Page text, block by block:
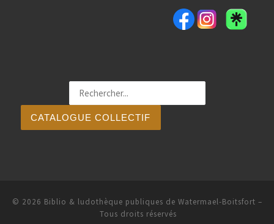
CATALOGUE COLLECTIF
© 2026 Biblio & ludothèque publiques de Watermael-Boitsfort –
Tous droits réservés